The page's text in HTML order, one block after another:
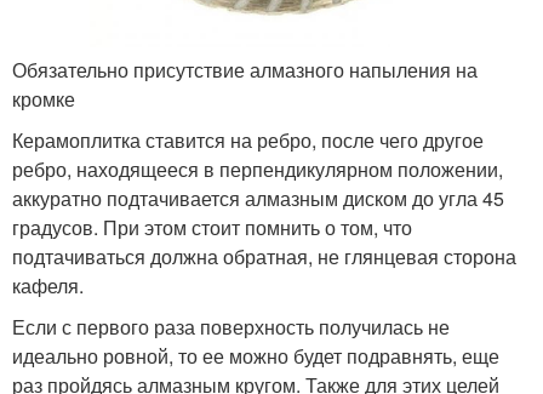
Обязательно присутствие алмазного напыления на
кромке
Керамоплитка ставится на ребро, после чего другое
ребро, находящееся в перпендикулярном положении,
аккуратно подтачивается алмазным диском до угла 45
градусов. При этом стоит помнить о том, что
подтачиваться должна обратная, не глянцевая сторона
кафеля.
Если с первого раза поверхность получилась не
идеально ровной, то ее можно будет подравнять, еще
раз пройдясь алмазным кругом. Также для этих целей